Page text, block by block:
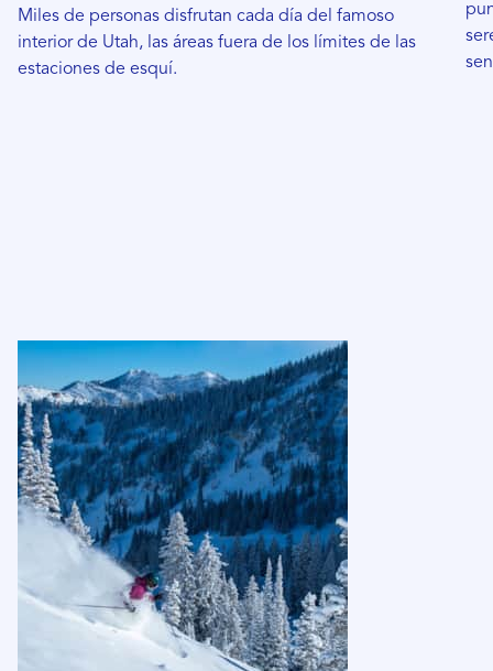
Miles de personas disfrutan cada día del famoso
interior de Utah, las áreas fuera de los límites de las
estaciones de esquí.